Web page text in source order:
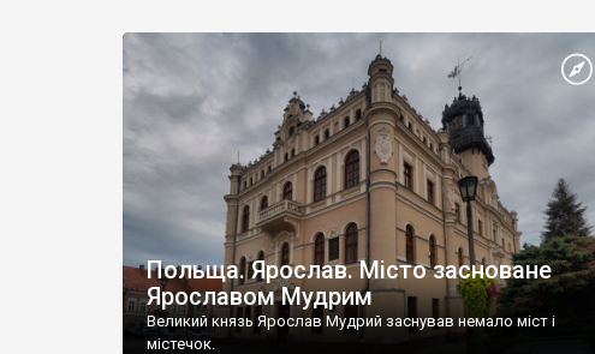
Польща. Ярослав. Місто засноване
Ярославом Мудрим
Великий князь Ярослав Мудрий заснував немало міст і
містечок.